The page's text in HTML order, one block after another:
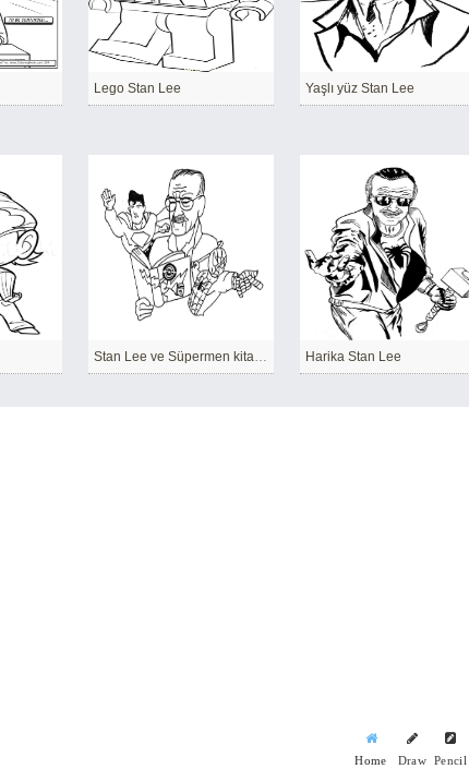
Lego Stan Lee Yaşlı yüz Stan Lee
Stan Lee ve Süpermen kitap Okuyor Harika Stan Lee
Home Draw Pencil